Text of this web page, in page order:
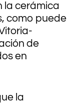
la cerámica
como puede
de
en
la